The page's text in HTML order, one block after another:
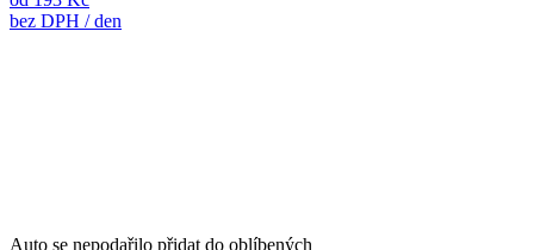
bez DPH / den
Auto se nepodařilo přidat do oblíbených